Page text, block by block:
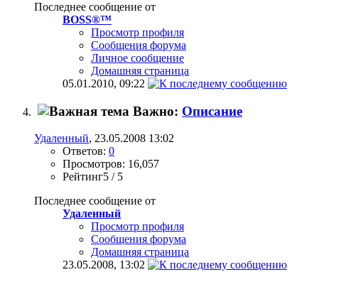
Последнее сообщение от
BOSS®™
Просмотр профиля
Сообщения форума
Личное сообщение
Домашняя страница
05.01.2010, 09:22
Важно: Описание
Удаленный, 23.05.2008 13:02
Ответов: 0
Просмотров: 16,057
Рейтинг5 / 5
Последнее сообщение от
Удаленный
Просмотр профиля
Сообщения форума
Домашняя страница
23.05.2008, 13:02